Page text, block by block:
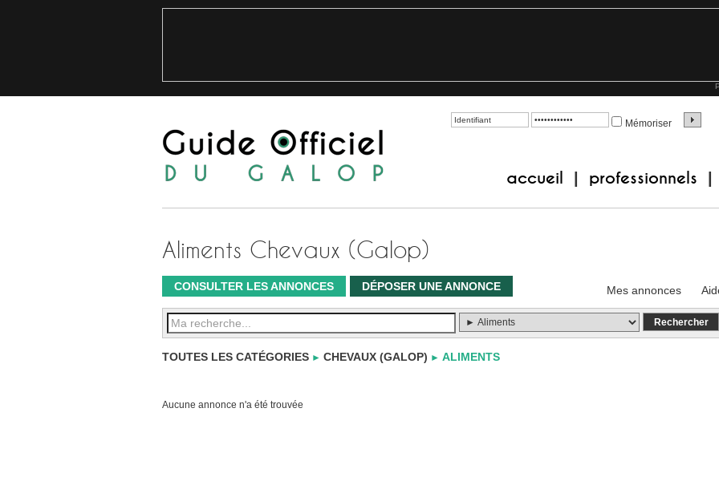
Mémoriser
accueil professionnels
Aliments Chevaux (Galop)
CONSULTER LES ANNONCES DÉPOSER UNE ANNONCE Mes annonces
TOUTES LES CATÉGORIES ► CHEVAUX (GALOP) ► ALIMENTS
Aucune annonce n'a été trouvée